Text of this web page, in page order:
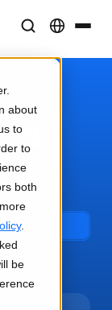
about
to
to
both
.
be
marca
o seu